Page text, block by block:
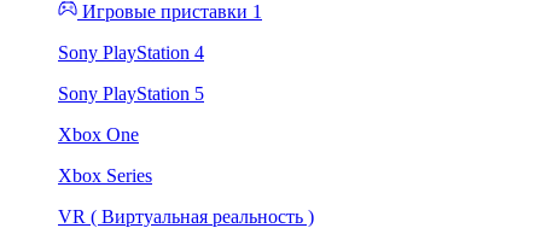
Игровые приставки 1
Sony PlayStation 4
Sony PlayStation 5
Xbox One
Xbox Series
VR ( Виртуальная реальность )